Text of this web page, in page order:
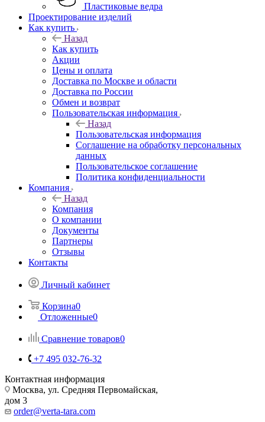
Пластиковые ведра
Проектирование изделий
Как купить
Назад
Как купить
Акции
Цены и оплата
Доставка по Москве и области
Доставка по России
Обмен и возврат
Пользовательская информация
Назад
Пользовательская информация
Соглашение на обработку персональных
данных
Пользовательское соглашение
Политика конфиденциальности
Компания
Назад
Компания
О компании
Документы
Партнеры
Отзывы
Контакты
Личный кабинет
Корзина0
Отложенные0
Сравнение товаров0
+7 495 032-76-32
Контактная информация
Москва, ул. Средняя Первомайская,
дом 3
order@verta-tara.com